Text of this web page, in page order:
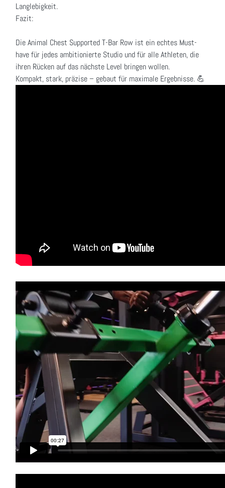
Langlebigkeit.
Fazit:
Die Animal Chest Supported T-Bar Row ist ein echtes Must-
have für jedes ambitionierte Studio und für alle Athleten, die
ihren Rücken auf das nächste Level bringen wollen.
Kompakt, stark, präzise – gebaut für maximale Ergebnisse. 💪